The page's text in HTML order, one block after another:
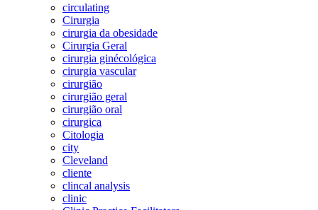
circulating
Cirurgia
cirurgia da obesidade
Cirurgia Geral
cirurgia ginécológica
cirurgia vascular
cirurgião
cirurgião geral
cirurgião oral
cirurgica
Citologia
city
Cleveland
cliente
clincal analysis
clinic